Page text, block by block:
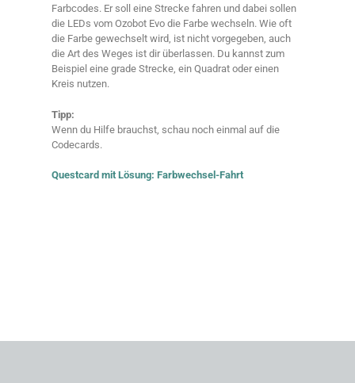
Farbcodes. Er soll eine Strecke fahren und dabei sollen
die LEDs vom Ozobot Evo die Farbe wechseln. Wie oft
die Farbe gewechselt wird, ist nicht vorgegeben, auch
die Art des Weges ist dir überlassen. Du kannst zum
Beispiel eine grade Strecke, ein Quadrat oder einen
Kreis nutzen.
Tipp:
Wenn du Hilfe brauchst, schau noch einmal auf die
Codecards.
Questcard mit Lösung: Farbwechsel-Fahrt